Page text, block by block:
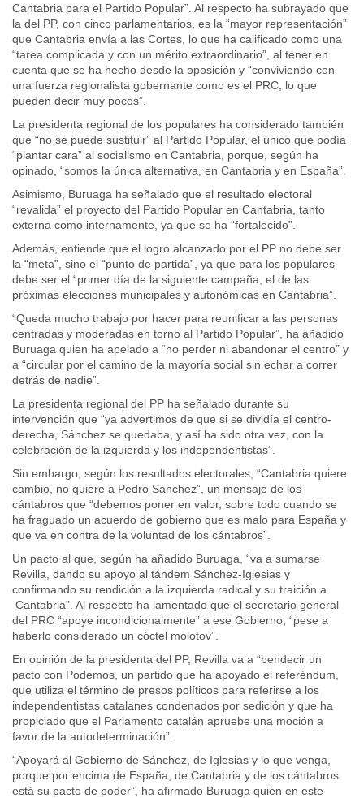
Cantabria para el Partido Popular”. Al respecto ha subrayado que
la del PP, con cinco parlamentarios, es la “mayor representación”
que Cantabria envía a las Cortes, lo que ha calificado como una
“tarea complicada y con un mérito extraordinario”, al tener en
cuenta que se ha hecho desde la oposición y “conviviendo con
una fuerza regionalista gobernante como es el PRC, lo que
pueden decir muy pocos”.
La presidenta regional de los populares ha considerado también
que “no se puede sustituir” al Partido Popular, el único que podía
“plantar cara” al socialismo en Cantabria, porque, según ha
opinado, “somos la única alternativa, en Cantabria y en España”.
Asimismo, Buruaga ha señalado que el resultado electoral
“revalida” el proyecto del Partido Popular en Cantabria, tanto
externa como internamente, ya que se ha “fortalecido”.
Además, entiende que el logro alcanzado por el PP no debe ser
la “meta”, sino el “punto de partida”, ya que para los populares
debe ser el “primer día de la siguiente campaña, el de las
próximas elecciones municipales y autonómicas en Cantabria”.
“Queda mucho trabajo por hacer para reunificar a las personas
centradas y moderadas en torno al Partido Popular”, ha añadido
Buruaga quien ha apelado a “no perder ni abandonar el centro” y
a “circular por el camino de la mayoría social sin echar a correr
detrás de nadie”.
La presidenta regional del PP ha señalado durante su
intervención que “ya advertimos de que si se dividía el centro-
derecha, Sánchez se quedaba, y así ha sido otra vez, con la
celebración de la izquierda y los independentistas”.
Sin embargo, según los resultados electorales, “Cantabria quiere
cambio, no quiere a Pedro Sánchez”, un mensaje de los
cántabros que “debemos poner en valor, sobre todo cuando se
ha fraguado un acuerdo de gobierno que es malo para España y
que va en contra de la voluntad de los cántabros”.
Un pacto al que, según ha añadido Buruaga, “va a sumarse
Revilla, dando su apoyo al tándem Sánchez-Iglesias y
confirmando su rendición a la izquierda radical y su traición a
Cantabria”. Al respecto ha lamentado que el secretario general
del PRC “apoye incondicionalmente” a ese Gobierno, “pese a
haberlo considerado un cóctel molotov”.
En opinión de la presidenta del PP, Revilla va a “bendecir un
pacto con Podemos, un partido que ha apoyado el referéndum,
que utiliza el término de presos políticos para referirse a los
independentistas catalanes condenados por sedición y que ha
propiciado que el Parlamento catalán apruebe una moción a
favor de la autodeterminación”.
“Apoyará al Gobierno de Sánchez, de Iglesias y lo que venga,
porque por encima de España, de Cantabria y de los cántabros
está su pacto de poder”, ha afirmado Buruaga quien en este